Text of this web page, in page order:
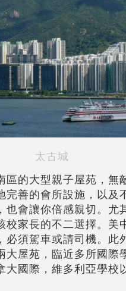
太古城
區的大型親子屋苑，無
完善的會所設施，以及
也會讓你倍感親切。尤
校家長的不二選擇。美
必須駕車或請司機。此
大屋苑，臨近多所國際
大國際，維多利亞學校